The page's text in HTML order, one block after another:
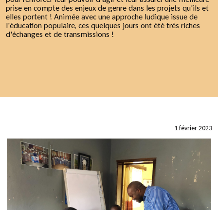
prise en compte des enjeux de genre dans les projets qu'ils et
elles portent ! Animée avec une approche ludique issue de
l'éducation populaire, ces quelques jours ont été très riches
d'échanges et de transmissions !
1 février 2023